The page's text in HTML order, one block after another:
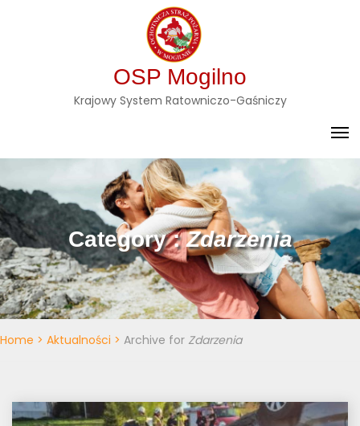
OSP Mogilno
Krajowy System Ratowniczo-Gaśniczy
Category :Zdarzenia
Home > Aktualności > Archive for Zdarzenia